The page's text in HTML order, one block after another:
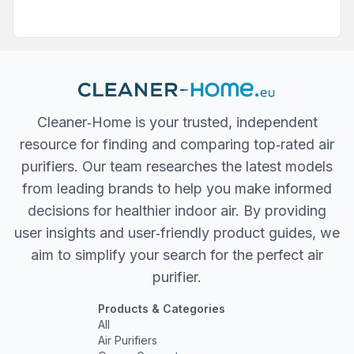
Cleaner‐Home is your trusted, independent
resource for finding and comparing top‐rated air
purifiers. Our team researches the latest models
from leading brands to help you make informed
decisions for healthier indoor air. By providing
user insights and user‐friendly product guides, we
aim to simplify your search for the perfect air
purifier.
Products & Categories
All
Air Purifiers